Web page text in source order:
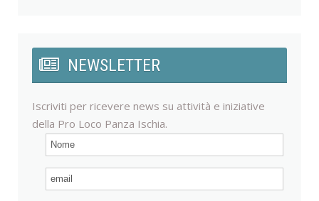
NEWSLETTER
Iscriviti per ricevere news su attività e iniziative
della Pro Loco Panza Ischia.